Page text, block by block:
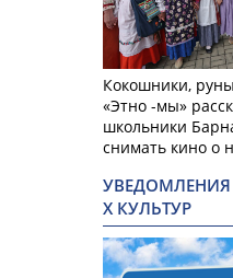
Кокошники,
«Этно -мы»
школьники
снимать кино о
УВЕДОМЛЕНИЯ
Х КУЛЬТУР